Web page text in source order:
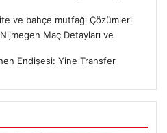
ve bahçe mutfağı Çözümleri
Maç Detayları ve
Endişesi: Yine Transfer